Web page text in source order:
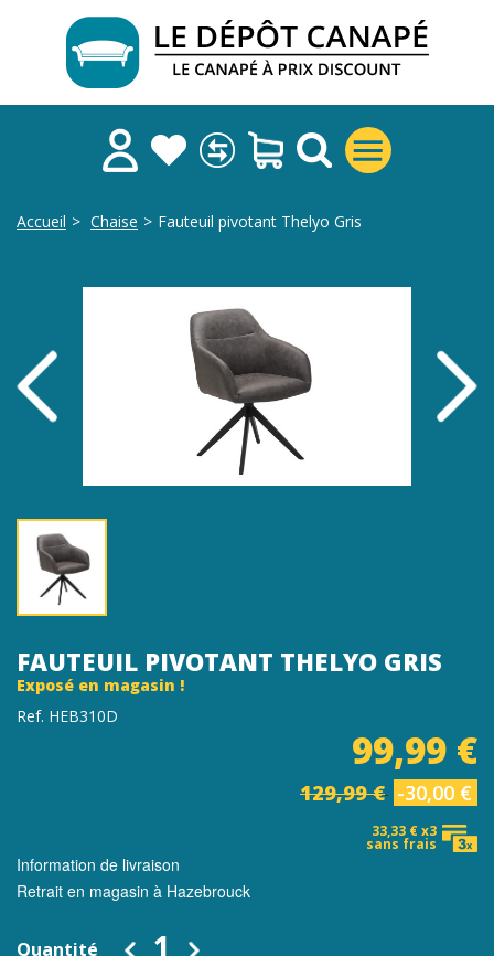
Accueil > Chaise > Fauteuil pivotant Thelyo Gris
FAUTEUIL PIVOTANT THELYO GRIS
Exposé en magasin !
Ref. HEB310D
99,99 €
129,99 € -30,00 €
33,33 € x3
sans frais
Information de livraison
Retrait en magasin à Hazebrouck
Quantité